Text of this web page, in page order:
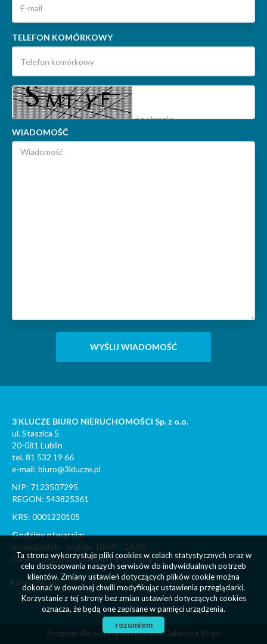
TELEFON KOMÓRKOWY
WIADOMOŚĆ
3 KLUCZE BIURO NIERUCHOMOŚCI Sp. z o.o.
ul. Staszica 5
20-081 Lublin
tel. 81 532 19 66
e-mail: biuro@3klucze.pl
NIP: 7123507295
REGON: 543825361
KRS: 0001220105
Godziny otwarcia:
poniedziałek – piątek: 10:00 – 16:00
sobota: zadzwoń, umówimy się z Tobą
Adresowo.pl
Program dla biur nieruchomościGalactica Virgo
Ta strona wykorzystuje pliki cookies w celach statystycznych oraz w
celu dostosowania naszych serwisów do indywidualnych potrzeb
klientów. Zmiany ustawień dotyczących plików cookie można
dokonać w dowolnej chwili modyfikując ustawienia przeglądarki.
Korzystanie z tej strony bez zmian ustawień dotyczących cookies
oznacza, że będą one zapisane w pamięci urządzenia.
rozumiem